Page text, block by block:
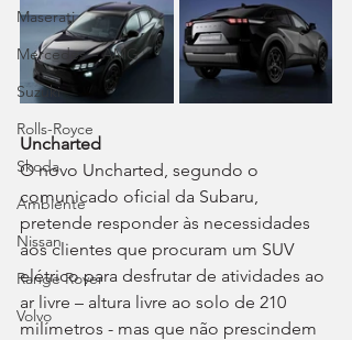
Maserati
Mercedes – AMG
Suzuki
Rolls-Royce
Skoda
Ambiente
Nissan
Range Rover
Volvo
Uncharted
O novo Uncharted, segundo o
comunicado oficial da Subaru,
pretende responder às necessidades
aos clientes que procuram um SUV
elétrico para desfrutar de atividades ao
ar livre – altura livre ao solo de 210
milímetros - mas que não prescindem